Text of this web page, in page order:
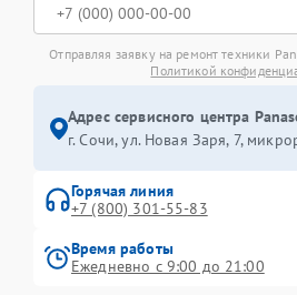
Отправляя заявку на ремонт техники
Политикой
Адрес сервисного центра
г. Сочи, ул. Новая Заря, 7,
Горячая линия
+7 (800) 301-55-83
Время работы
Ежедневно с 9:00 до 21:00